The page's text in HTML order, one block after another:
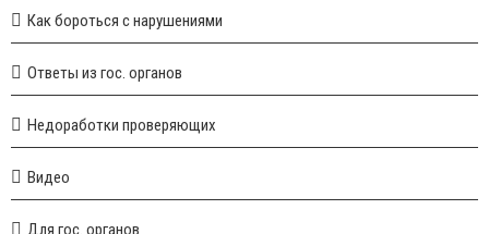
Как бороться с нарушениями
Ответы из гос. органов
Недоработки проверяющих
Видео
Для гос. органов